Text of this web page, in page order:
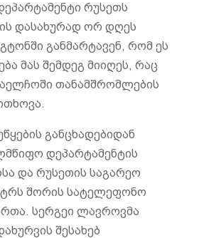
რუსეთს
დასახურად ორ დღეს
განმარტავენ, რომ ეს
მას შემდეგ მიიღეს, რაც
თანამშრომლების
განცხადებიდან
დეპარტამენტის
და რუსეთის საგარეო
შორის სატელეფონო
სერგეი ლავროვმა
შესახებ